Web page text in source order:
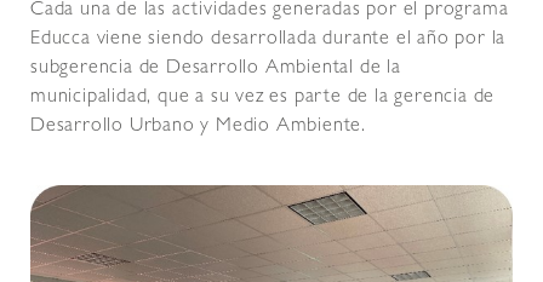
Cada una de las actividades generadas por el programa
Educca viene siendo desarrollada durante el año por la
subgerencia de Desarrollo Ambiental de la
municipalidad, que a su vez es parte de la gerencia de
Desarrollo Urbano y Medio Ambiente.